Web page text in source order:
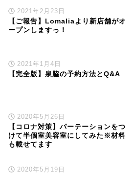
2021年2月23日
【ご報告】Lomaliaより新店舗がオ
ープンしますっ！
2021年1月4日
【完全版】泉脇の予約方法とQ&A
2020年5月26日
【コロナ対策】パーテーションをつ
けて半個室美容室にしてみた※材料
も載せてます
2020年5月19日